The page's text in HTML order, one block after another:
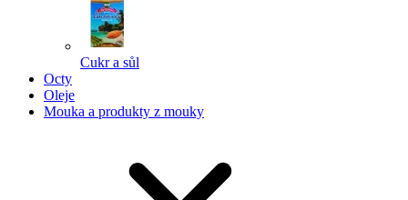
Cukr a sůl
Octy
Oleje
Mouka a produkty z mouky